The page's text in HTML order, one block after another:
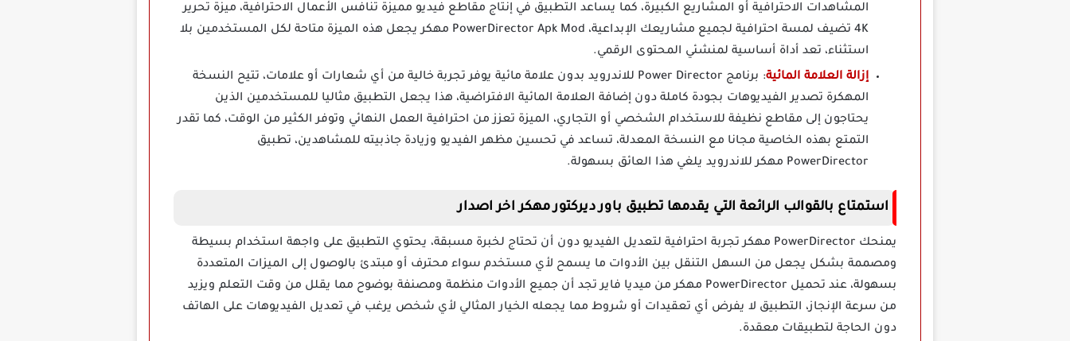
المشاهدات الاحترافية أو المشاريع الكبيرة، كما يساعد التطبيق في إنتاج مقاطع فيديو مميزة تنافس الأعمال الاحترافية، ميزة تحرير
4K تضيف لمسة احترافية لجميع مشاريعك الإبداعية، PowerDirector Apk Mod مهكر يجعل هذه الميزة متاحة لكل المستخدمين بلا
استثناء، تعد أداة أساسية لمنشئي المحتوى الرقمي.
إزالة العلامة المائية
: برنامج Power Director للاندرويد بدون علامة مائية يوفر تجربة خالية من أي شعارات أو علامات، تتيح النسخة
المهكرة تصدير الفيديوهات بجودة كاملة دون إضافة العلامة المائية الافتراضية، هذا يجعل التطبيق مثاليا للمستخدمين الذين
يحتاجون إلى مقاطع نظيفة للاستخدام الشخصي أو التجاري، الميزة تعزز من احترافية العمل النهائي وتوفر الكثير من الوقت، كما تقدر
التمتع بهذه الخاصية مجانا مع النسخة المعدلة، تساعد في تحسين مظهر الفيديو وزيادة جاذبيته للمشاهدين، تطبيق
PowerDirector مهكر للاندرويد يلغي هذا العائق بسهولة.
استمتاع بالقوالب الرائعة التي يقدمها تطبيق باور ديركتور مهكر اخر اصدار
يمنحك PowerDirector مهكر تجربة احترافية لتعديل الفيديو دون أن تحتاج لخبرة مسبقة، يحتوي التطبيق على واجهة استخدام بسيطة
ومصممة بشكل يجعل من السهل التنقل بين الأدوات ما يسمح لأي مستخدم سواء محترف أو مبتدئ بالوصول إلى الميزات المتعددة
بسهولة، عند تحميل PowerDirector مهكر من ميديا فاير تجد أن جميع الأدوات منظمة ومصنفة بوضوح مما يقلل من وقت التعلم ويزيد
من سرعة الإنجاز، التطبيق لا يفرض أي تعقيدات أو شروط مما يجعله الخيار المثالي لأي شخص يرغب في تعديل الفيديوهات على الهاتف
دون الحاجة لتطبيقات معقدة.